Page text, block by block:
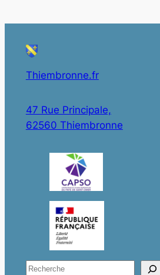
Thiembronne.fr
47 Rue Principale,
62560 Thiembronne
R